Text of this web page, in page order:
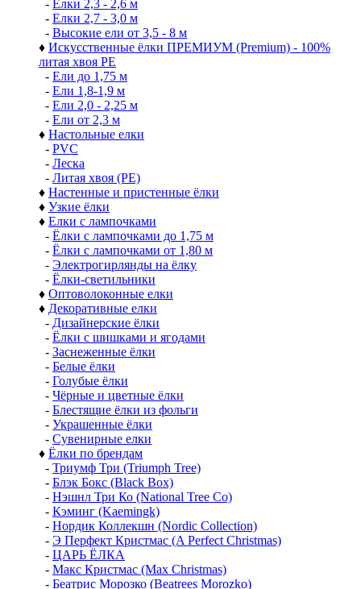
- Елки 2,3 - 2,6 м
- Елки 2,7 - 3,0 м
- Высокие ели от 3,5 - 8 м
♦ Искусственные ёлки ПРЕМИУМ (Premium) - 100%
литая хвоя РЕ
- Ели до 1,75 м
- Ели 1,8-1,9 м
- Ели 2,0 - 2,25 м
- Ели от 2,3 м
♦ Настольные елки
- PVC
- Леска
- Литая хвоя (РЕ)
♦ Настенные и пристенные ёлки
♦ Узкие ёлки
♦ Елки с лампочками
- Ёлки с лампочками до 1,75 м
- Ёлки с лампочками от 1,80 м
- Электрогирлянды на ёлку
- Ёлки-светильники
♦ Оптоволоконные елки
♦ Декоративные елки
- Дизайнерские ёлки
- Ёлки с шишками и ягодами
- Заснеженные ёлки
- Белые ёлки
- Голубые ёлки
- Чёрные и цветные ёлки
- Блестящие ёлки из фольги
- Украшенные ёлки
- Сувенирные елки
♦ Ёлки по брендам
- Триумф Три (Triumph Tree)
- Блэк Бокс (Black Box)
- Нэшнл Три Ко (National Tree Co)
- Кэминг (Kaemingk)
- Нордик Коллекшн (Nordic Collection)
- Э Перфект Кристмас (A Perfect Christmas)
- ЦАРЬ ЁЛКА
- Макс Кристмас (Max Christmas)
- Беатрис Морозко (Beatrees Morozko)